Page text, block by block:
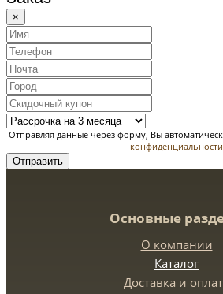
×
Отправляя данные через форму, Вы
конфиденциальности
Отправить
Основные
О компании
Каталог
Доставка и